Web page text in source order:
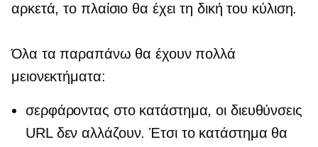
αρκετά, το πλαίσιο θα έχει τη δική του κύλιση.
Όλα τα παραπάνω θα έχουν πολλά
μειονεκτήματα:
σερφάροντας στο κατάστημα, οι διευθύνσεις
URL δεν αλλάζουν. Έτσι το κατάστημα θα